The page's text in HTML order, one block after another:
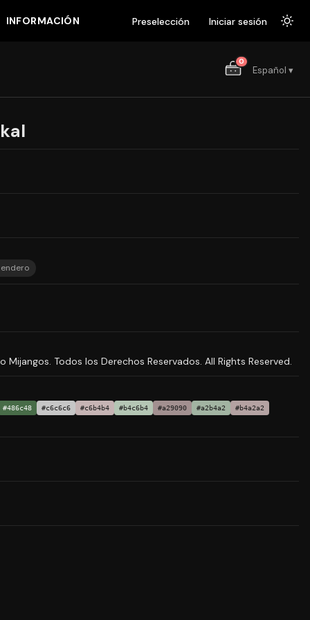
INFORMACIÓN Preselección Iniciar sesión
0
Español ▾
Todos los Derechos Reservados. All Rights Reserved.
#486c48 #c6c6c6 #c6b4b4 #b4c6b4 #a29090 #a2b4a2 #b4a2a2